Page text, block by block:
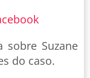
sobre Suzane
do caso.